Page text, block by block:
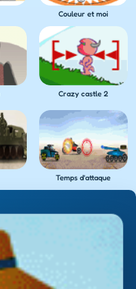
Couleur et moi
Crazy castle 2
Temps d'attaque